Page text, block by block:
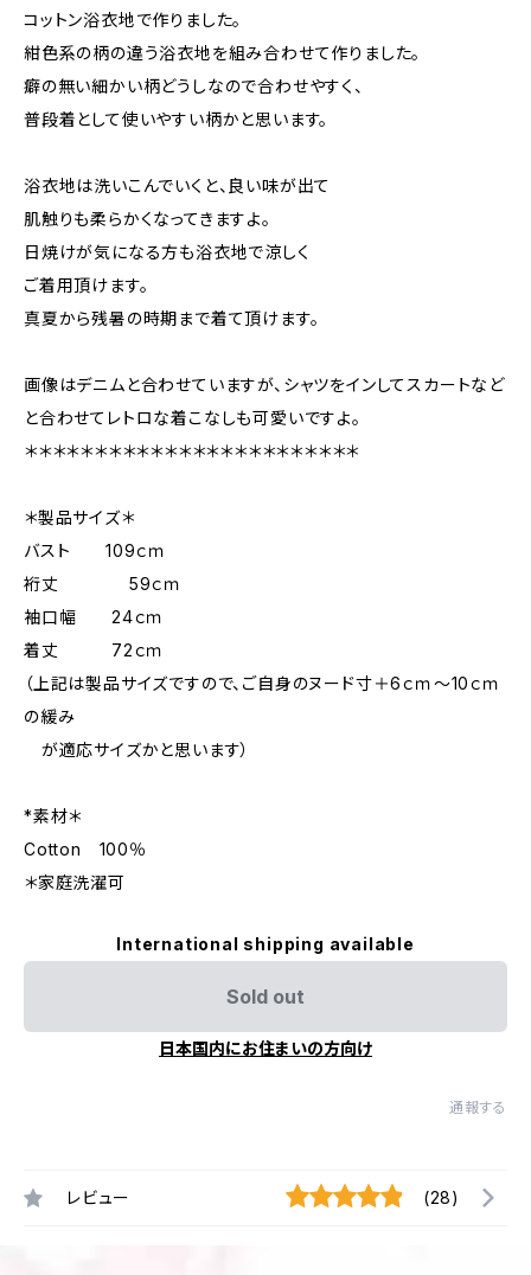
コットン浴衣地で作りました。
紺色系の柄の違う浴衣地を組み合わせて作りました。
癖の無い細かい柄どうしなので合わせやすく、
普段着として使いやすい柄かと思います。
浴衣地は洗いこんでいくと、良い味が出て
肌触りも柔らかくなってきますよ。
日焼けが気になる方も浴衣地で涼しく
ご着用頂けます。
真夏から残暑の時期まで着て頂けます。
画像はデニムと合わせていますが、シャツをインしてスカートなど
と合わせてレトロな着こなしも可愛いですよ。
＊＊＊＊＊＊＊＊＊＊＊＊＊＊＊＊＊＊＊＊＊＊＊＊
＊製品サイズ＊
バスト 109ｃｍ
裄丈 59ｃｍ
袖口幅 24ｃｍ
着丈 72ｃｍ
（上記は製品サイズですので、ご自身のヌード寸＋6ｃｍ～10ｃｍ
の緩み
が適応サイズかと思います）
*素材＊
Cotton 100％
＊家庭洗濯可
International shipping available
Sold out
日本国内にお住まいの方向け
通報する
レビュー (28)